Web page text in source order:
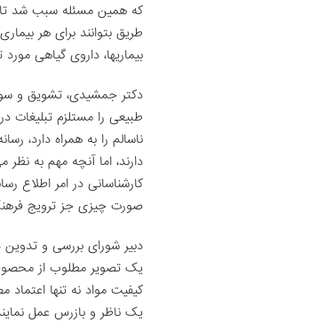
که همین مسئله سبب شد تا
طریق بتوانند برای هر
بیماریها، داروی گیاهی
دکتر جمشیدی، تشویق و
طبیعی را مستلزم
ناسالم را به همراه دارد،
دارند، اما آنچه مهم به
کارشناسانی در امر اطلاع
صورت چیزی جز ترویج
دبیر شورای بررسی و تدوین
یک تصویر مطلوب از
کیفیت مواد نه تنها
یک ناظر و بازرس عمل